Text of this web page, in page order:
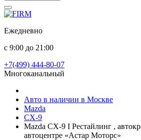
Ежедневно
с 9:00 до 21:00
+7(499) 444-80-07
Многоканальный
Авто в наличии в Москве
Mazda
CX-9
Mazda CX-9 I Рестайлинг ,
автоцентре «Астар Моторс»